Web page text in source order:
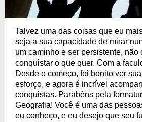
Talvez uma das coisas que eu
seja a sua capacidade de mirar
um caminho e ser persistente, não
conquistar o que quer. Com a
Desde o começo, foi bonito ver
esforço, e agora é incrível
conquistas. Parabéns pela
Geografia! Você é uma das
eu conheço, e eu desejo que seu